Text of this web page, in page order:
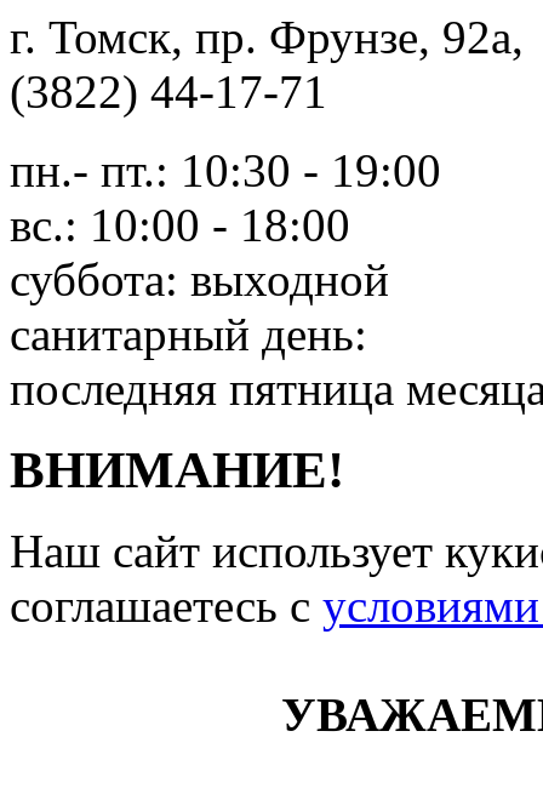
г. Томск, пр. Фрунзе,
(3822) 44-17-71
пн.- пт.: 10:30 - 19:00
вс.: 10:00 - 18:00
суббота: выходной
санитарный день:
последняя пятница
ВНИМАНИЕ!
Наш сайт использует
соглашаетесь c